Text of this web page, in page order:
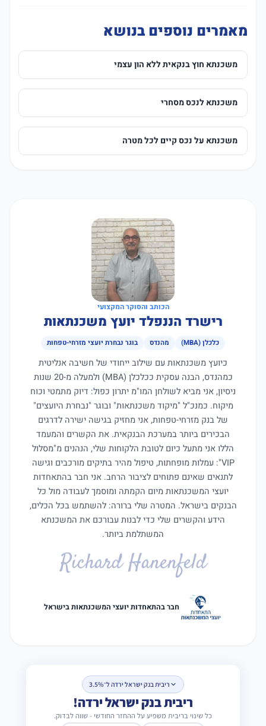
מאמרים נוספים בנושא
משכנתא חוץ בנקאית ללא הון עצמי
משכנתא לנכס מסחרי
משכנתא על נכס קיים לכל מטרה
הכותב והסוקר המקצועי
רישרד הננפלד יועץ משכנתאות
כלכלן (MBA) מהנדס בוגר נבחרת יועצי מזרחי-טפחות
כיועץ משכנתאות עם שילוב ייחודי של חשיבה אנליטית
כמהנדס, הבנה עסקית ככלכלן (MBA) ולמעלה מ-20 שנות
ניסיון, אני מביא לשולחן המו"מ יתרון כפול: דיוק מתמטי וכוח
מיקוח. כמנכ"ל "מיקוד משכנתאות" ובוגר "נבחרת היועצים"
של בנק מזרחי-טפחות, אני מחזיק בגישה ישירה לדרגים
הבכירים ביותר במערכת הבנקאית. את הקשרים והמעמד
הללו אני מתעל כיום לטובת הלקוחות שלי, הנהנים מ"מסלול
VIP": עמלות מופחתות, טיפול מהיר בתיקים מורכבים וגישה
לתנאים שאינם פתוחים לציבור הרחב. אני חבר בהתאחדות
יועצי המשכנתאות מיום הקמתה ומוסמך לעבודה מול כל
הבנקים בישראל. המטרה שלי ברורה: להשתמש בכל הכלים,
הידע והקשרים שלי כדי לבנות עבורכם את המשכנתא
המשתלמת ביותר.
Richard Hanenfeld
חבר בהתאחדות יועצי המשכנתאות בישראל
ריבית בנק ישראל ירדה ל־3.5%
ריבית בנק ישראל ירדה!
כל שינוי בריבית משפיע על ההחזר החודשי - שווה לבדוק.